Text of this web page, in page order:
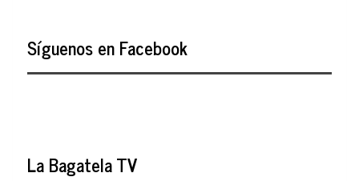
Síguenos en Facebook
La Bagatela TV